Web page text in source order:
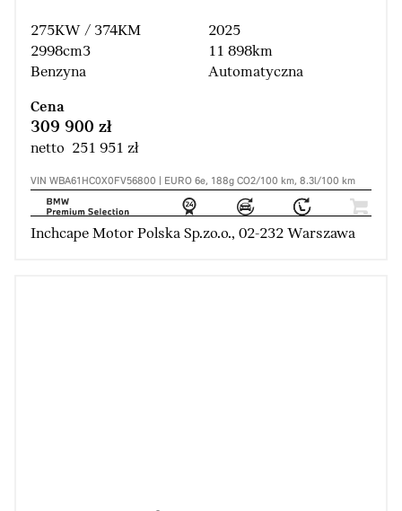
275KW / 374KM
2998cm3
Benzyna
2025
11 898km
Automatyczna
Cena
309 900 zł
netto 251 951 zł
VIN WBA61HC0X0FV56800 | EURO 6e, 188g CO2/100 km, 8.3l/100 km
Inchcape Motor Polska Sp.zo.o., 02-232 Warszawa